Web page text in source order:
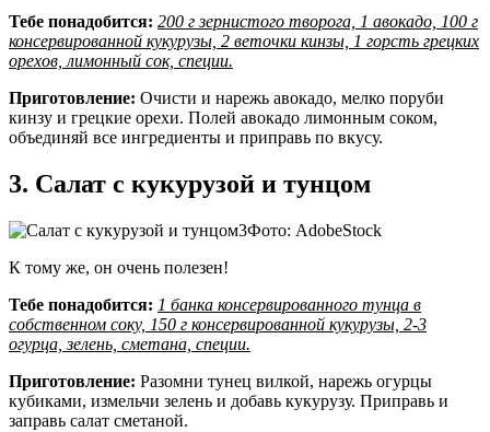
Тебе понадобится: 200 г зернистого творога, 1 авокадо, 100 г
консервированной кукурузы, 2 веточки кинзы, 1 горсть грецких
орехов, лимонный сок, специи.
Приготовление: Очисти и нарежь авокадо, мелко поруби
кинзу и грецкие орехи. Полей авокадо лимонным соком,
объединяй все ингредиенты и приправь по вкусу.
3. Салат с кукурузой и тунцом
Фото: AdobeStock
К тому же, он очень полезен!
Тебе понадобится: 1 банка консервированного тунца в
собственном соку, 150 г консервированной кукурузы, 2-3
огурца, зелень, сметана, специи.
Приготовление: Разомни тунец вилкой, нарежь огурцы
кубиками, измельчи зелень и добавь кукурузу. Приправь и
заправь салат сметаной.